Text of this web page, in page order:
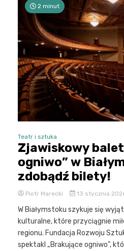
2 minut
Teatr i sztuka
Zjawiskowy
ogniwo” w
zdobądź bilety!
Piotr Marecki 13 stycznia
W Białymstoku szykuje się
kulturalne, które przyciągnie
regionu. Fundacja Rozwoju
spektakl „Brakujące ogniwo”,